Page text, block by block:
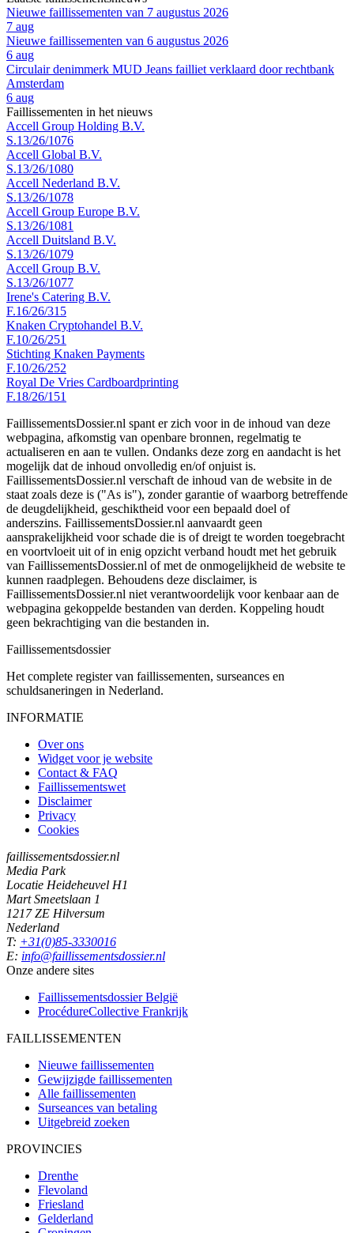
Nieuwe faillissementen van 7 augustus 2026
7 aug
Nieuwe faillissementen van 6 augustus 2026
6 aug
Circulair denimmerk MUD Jeans failliet verklaard door rechtbank
Amsterdam
6 aug
Faillissementen in het nieuws
Accell Group Holding B.V.
S.13/26/1076
Accell Global B.V.
S.13/26/1080
Accell Nederland B.V.
S.13/26/1078
Accell Group Europe B.V.
S.13/26/1081
Accell Duitsland B.V.
S.13/26/1079
Accell Group B.V.
S.13/26/1077
Irene's Catering B.V.
F.16/26/315
Knaken Cryptohandel B.V.
F.10/26/251
Stichting Knaken Payments
F.10/26/252
Royal De Vries Cardboardprinting
F.18/26/151
FaillissementsDossier.nl spant er zich voor in de inhoud van deze
webpagina, afkomstig van openbare bronnen, regelmatig te
actualiseren en aan te vullen. Ondanks deze zorg en aandacht is het
mogelijk dat de inhoud onvolledig en/of onjuist is.
FaillissementsDossier.nl verschaft de inhoud van de website in de
staat zoals deze is ("As is"), zonder garantie of waarborg betreffende
de deugdelijkheid, geschiktheid voor een bepaald doel of
anderszins. FaillissementsDossier.nl aanvaardt geen
aansprakelijkheid voor schade die is of dreigt te worden toegebracht
en voortvloeit uit of in enig opzicht verband houdt met het gebruik
van FaillissementsDossier.nl of met de onmogelijkheid de website te
kunnen raadplegen. Behoudens deze disclaimer, is
FaillissementsDossier.nl niet verantwoordelijk voor kenbaar aan de
webpagina gekoppelde bestanden van derden. Koppeling houdt
geen bekrachtiging van die bestanden in.
Faillissementsdossier
Het complete register van faillissementen, surseances en
schuldsaneringen in Nederland.
INFORMATIE
Over ons
Widget voor je website
Contact & FAQ
Faillissementswet
Disclaimer
Privacy
Cookies
faillissementsdossier.nl
Media Park
Locatie Heideheuvel H1
Mart Smeetslaan 1
1217 ZE Hilversum
Nederland
T: +31(0)85-3330016
E: info@faillissementsdossier.nl
Onze andere sites
Faillissementsdossier België
ProcédureCollective Frankrijk
FAILLISSEMENTEN
Nieuwe faillissementen
Gewijzigde faillissementen
Alle faillissementen
Surseances van betaling
Uitgebreid zoeken
PROVINCIES
Drenthe
Flevoland
Friesland
Gelderland